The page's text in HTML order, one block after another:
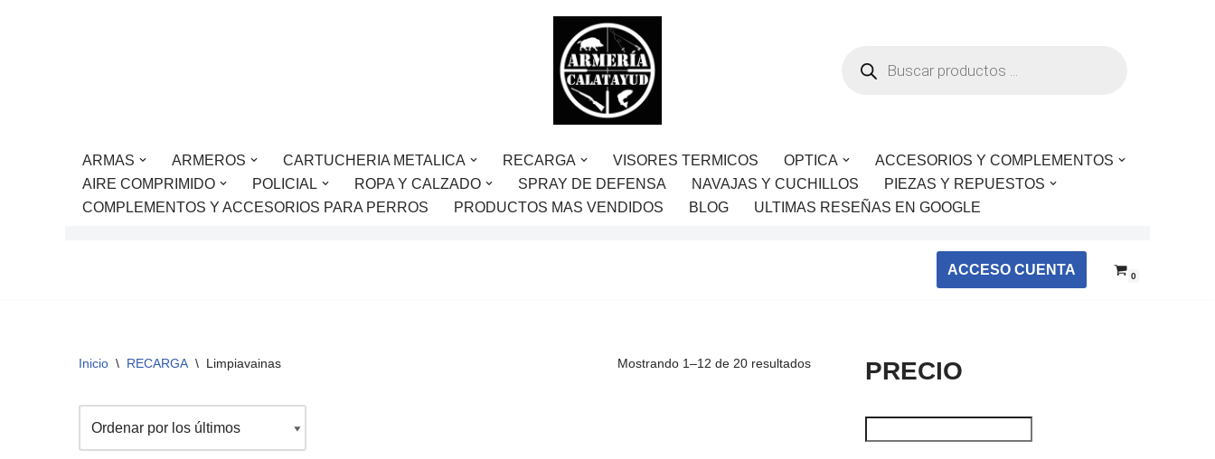
ARMAS ARMEROS CARTUCHERIA METALICA RECARGA VISORES TERMICOS OPTICA
ACCESORIOS Y COMPLEMENTOS
AIRE COMPRIMIDO
POLICIAL ROPA Y CALZADO SPRAY DE DEFENSA NAVAJAS Y CUCHILLOS
PIEZAS Y REPUESTOS
COMPLEMENTOS Y ACCESORIOS PARA PERROS
PRODUCTOS MAS VENDIDOS BLOG ULTIMAS RESEÑAS EN GOOGLE
ACCESO CUENTA 0
Inicio \ RECARGA \ Limpiavainas Mostrando 1–12 de 20 resultados PRECIO